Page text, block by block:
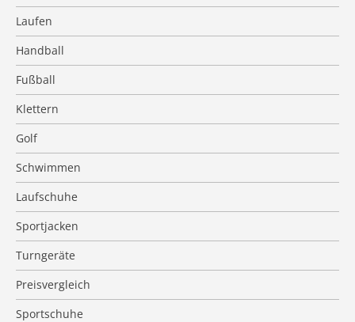
Laufen
Handball
Fußball
Klettern
Golf
Schwimmen
Laufschuhe
Sportjacken
Turngeräte
Preisvergleich
Sportschuhe